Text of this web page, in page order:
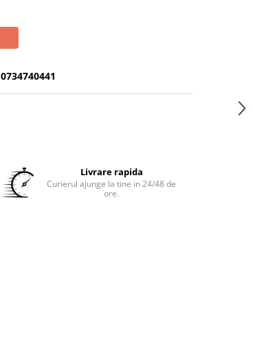
0734740441
Livrare rapida
Curierul ajunge la tine in 24/48 de
ore.